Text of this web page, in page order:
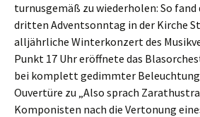
turnusgemäß zu wiederholen: So fand
dritten Adventsonntag in der Kirche
alljährliche Winterkonzert des
Punkt 17 Uhr eröffnete das
bei komplett gedimmter
Ouvertüre zu „Also sprach
Komponisten nach die Vertonung